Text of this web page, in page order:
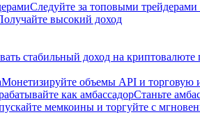
Следуйте за топовыми
высокий доход
стабильный доход на криптовалюте
Монетизируйте объемы API и торговую
как амбассадорСтаньте
мемкоины и торгуйте с